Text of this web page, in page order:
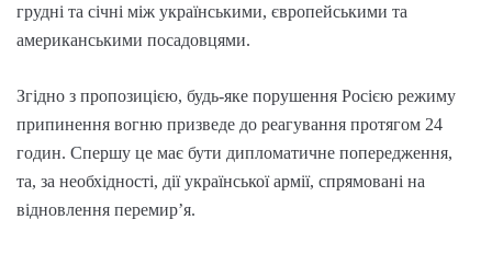
грудні та січні між українськими, європейськими та
американськими посадовцями.
Згідно з пропозицією, будь-яке порушення Росією режиму
припинення вогню призведе до реагування протягом 24
годин. Спершу це має бути дипломатичне попередження,
та, за необхідності, дії української армії, спрямовані на
відновлення перемир’я.